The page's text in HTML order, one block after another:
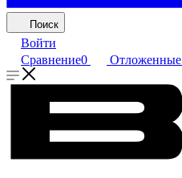
Поиск
Войти
Сравнение0 Отложенные